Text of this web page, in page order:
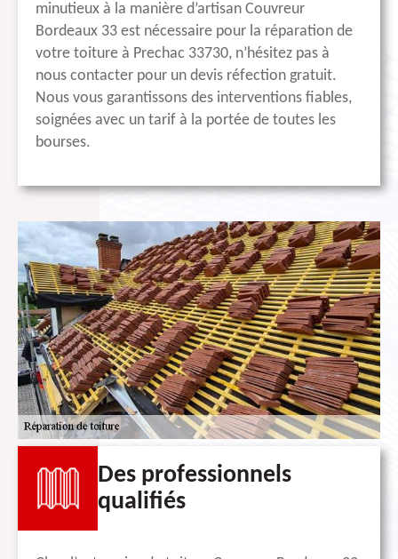
minutieux à la manière d’artisan Couvreur
Bordeaux 33 est nécessaire pour la réparation de
votre toiture à Prechac 33730, n’hésitez pas à
nous contacter pour un devis réfection gratuit.
Nous vous garantissons des interventions fiables,
soignées avec un tarif à la portée de toutes les
bourses.
Des professionnels
qualifiés